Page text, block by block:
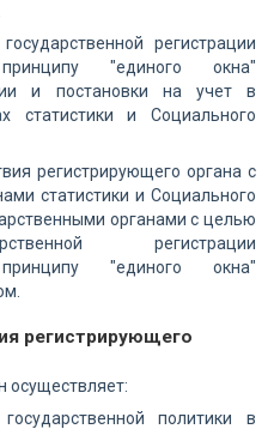
регистрации
"единого окна"
и постановки на учет в
статистики и Социального
регистрирующего органа с
статистики и Социального
органами с целью
регистрации
"единого окна"
регистрирующего
осуществляет:
политики в